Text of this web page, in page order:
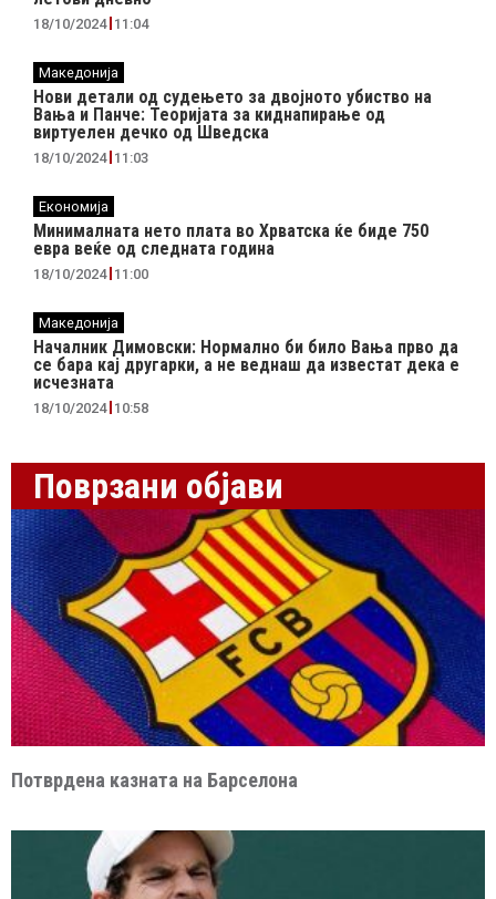
18/10/2024 11:04
Македонија
Нови детали од судењето за двојното убиство на
Вања и Панче: Теоријата за киднапирање од
виртуелен дечко од Шведска
18/10/2024 11:03
Економија
Минималната нето плата во Хрватска ќе биде 750
евра веќе од следната година
18/10/2024 11:00
Македонија
Началник Димовски: Нормално би било Вања прво да
се бара кај другарки, а не веднаш да известат дека е
исчезната
18/10/2024 10:58
Поврзани објави
Потврдена казната на Барселона